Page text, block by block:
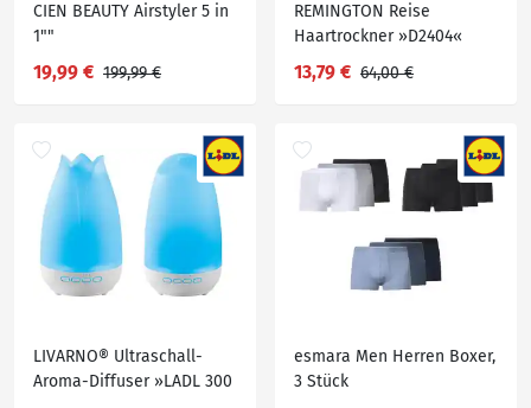
CIEN BEAUTY Airstyler 5 in
1""
19,99 € 199,99 €
REMINGTON Reise
Haartrockner »D2404«
13,79 € 64,00 €
LIVARNO® Ultraschall-
Aroma-Diffuser »LADL 300
esmara Men Herren Boxer,
3 Stück